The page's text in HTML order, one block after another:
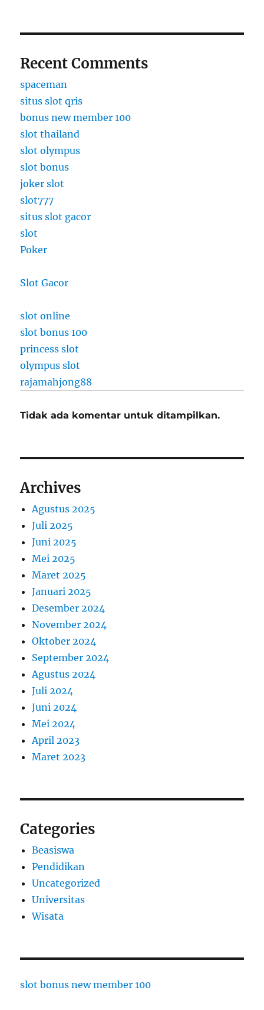
Recent Comments
spaceman
situs slot qris
bonus new member 100
slot thailand
slot olympus
slot bonus
joker slot
slot777
situs slot gacor
slot
Poker
Slot Gacor
slot online
slot bonus 100
princess slot
olympus slot
rajamahjong88
Tidak ada komentar untuk ditampilkan.
Archives
Agustus 2025
Juli 2025
Juni 2025
Mei 2025
Maret 2025
Januari 2025
Desember 2024
November 2024
Oktober 2024
September 2024
Agustus 2024
Juli 2024
Juni 2024
Mei 2024
April 2023
Maret 2023
Categories
Beasiswa
Pendidikan
Uncategorized
Universitas
Wisata
slot bonus new member 100